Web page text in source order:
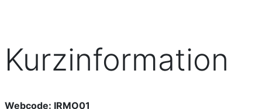
Kurzinformation
Webcode: IRMO01